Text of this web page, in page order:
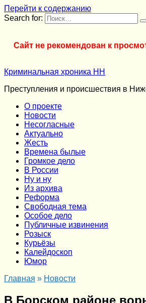
Перейти к содержанию
Search for:
Сайт не рекомендован к
Криминальная хроника НН
Преступления и происшествия в
О проекте
Новости
Несогласные
Актуально
Жесть
Времена былые
Громкое дело
В России
Ну и ну
Из архива
Реформа
Cвободная тема
Особое дело
Публичные извинения
Розыск
Курьёзы
Калейдоскоп
Юмор
Главная » Новости
В Борском районе